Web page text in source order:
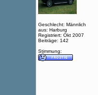
Geschlecht: Männlich
aus: Harburg
Registriert: Okt 2007
Beiträge: 142
Stimmung: